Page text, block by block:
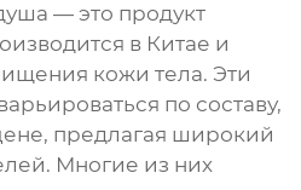
— это продукт
в Китае и
кожи тела. Эти
по составу,
предлагая широкий
Многие из них